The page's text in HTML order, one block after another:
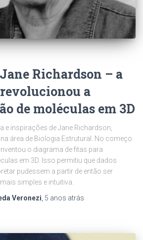
Richardson – a
a
de moléculas em 3D
e inspirações de Jane Richardson,
área de Biologia Estrutural. No começo
o diagrama de fitas para
em 3D. Isso permitiu que dados
pudessem a partir de então ser
simples e intuitiva.
Veronezi 5 anos atrás